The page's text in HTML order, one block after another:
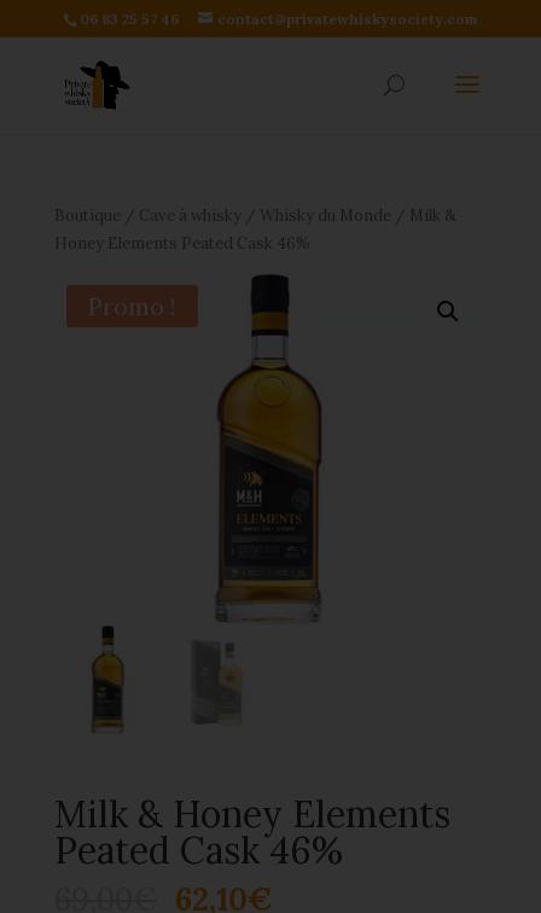
06 83 25 57 46 contact@privatewhiskysociety.com
Boutique / Cave à whisky/ Whisky du Monde
/ Milk &
Honey Elements Peated Cask 46%
Promo !
Milk & Honey Elements
Peated Cask 46%
62,10€